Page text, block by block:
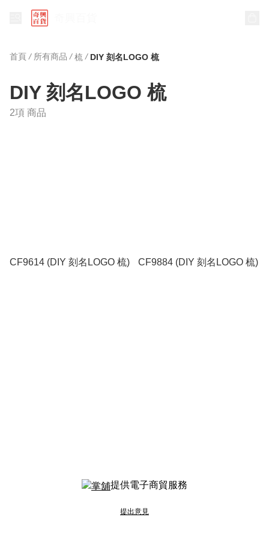
首頁 / 所有商品 / 梳 / DIY 刻名LOGO 梳
DIY 刻名LOGO 梳
2項 商品
CF9614 (DIY 刻名LOGO 梳) CF9884 (DIY 刻名LOGO 梳)
提供電子商貿服務
提出意見